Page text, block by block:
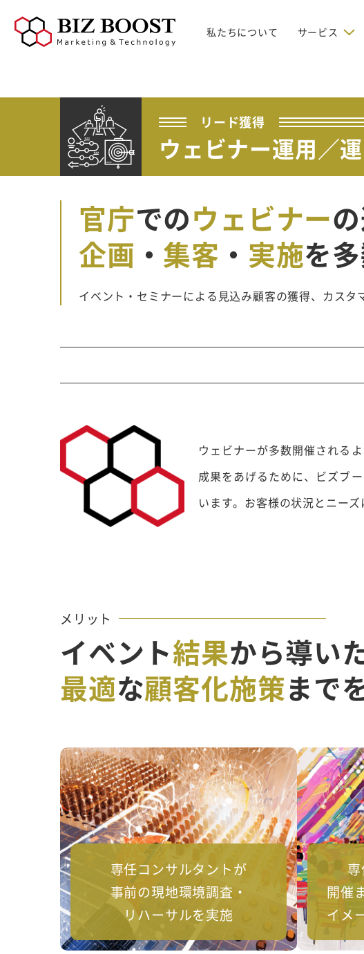
私たちについて サービス
コンサルティングサ
BtoBマーケティ
ング参謀
デジタルインサイ
リード獲得
BtoB Webサイト
制作
BtoBコンテンツ
メディアプロモー
ション
展示会トータル支
ウェビナー運用代
リード醸成
BtoBインサイド
セールス
メルマガ制作配信
OM
セミナー/ウェ
したい
BtoBのテレマー
出したい
BtoBのリスティ
ウェビナー支援
イベントマーケティング
マーケティングオートメーション
インサイドセールス
座談会
トレーラーハ
化形成を目指
戦略・マネジメント
デジタル施策 & チャネル
顧客・リードマネジメント
コンテンツ & SEO
組織・パートナー & 法務
営業 & セールスオペ
リード獲得
ウェビナー運用／
官庁でのウェビナー
企画 ・ 集客 ・ 実施を
イベント・セミナーによる見込み顧客の獲得、カス
ウェビナーが多数開催される
成果をあげるために、ビズブ
います。お客様の状況とニー
メリット
イベント結果から導い
最適な顧客化施策まで
専任コンサルタントが
事前の現地環境調査・
リハーサルを実施
開催
イメ